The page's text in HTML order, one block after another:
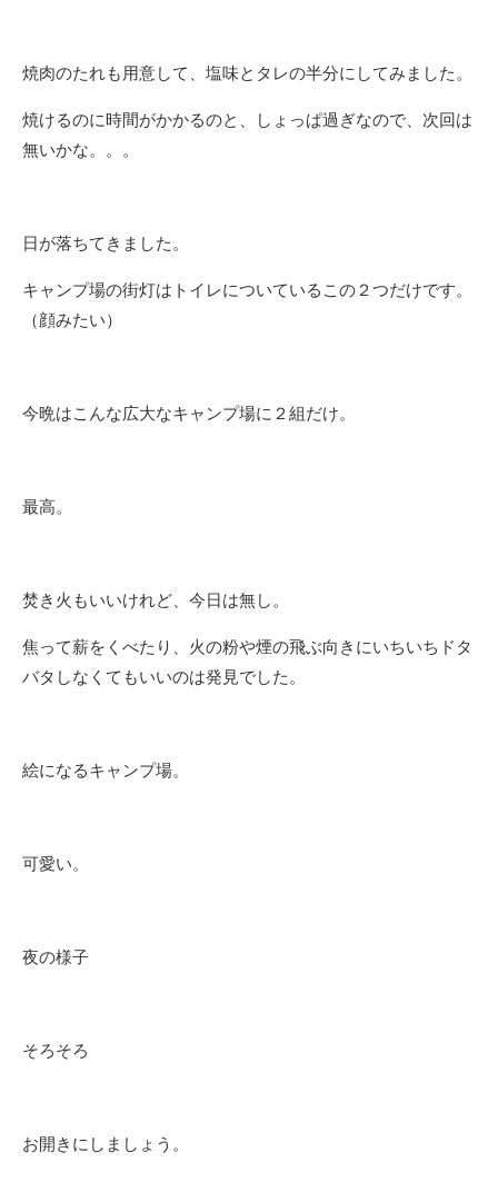
焼肉のたれも用意して、塩味とタレの半分にしてみました。
焼けるのに時間がかかるのと、しょっぱ過ぎなので、次回は
無いかな。。。
日が落ちてきました。
キャンプ場の街灯はトイレについているこの２つだけです。
（顔みたい）
今晩はこんな広大なキャンプ場に２組だけ。
最高。
焚き火もいいけれど、今日は無し。
焦って薪をくべたり、火の粉や煙の飛ぶ向きにいちいちドタ
バタしなくてもいいのは発見でした。
絵になるキャンプ場。
可愛い。
夜の様子
そろそろ
お開きにしましょう。